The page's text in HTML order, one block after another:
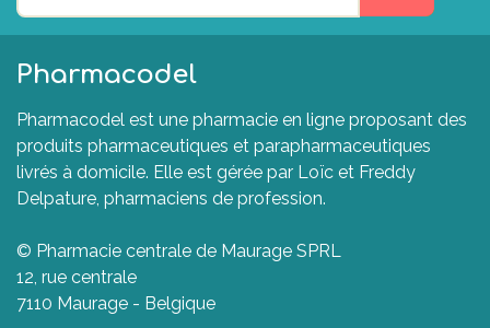
Pharmacodel
Pharmacodel est une pharmacie en ligne proposant des
produits pharmaceutiques et parapharmaceutiques
livrés à domicile. Elle est gérée par Loïc et Freddy
Delpature, pharmaciens de profession.
© Pharmacie centrale de Maurage SPRL
12, rue centrale
7110 Maurage - Belgique